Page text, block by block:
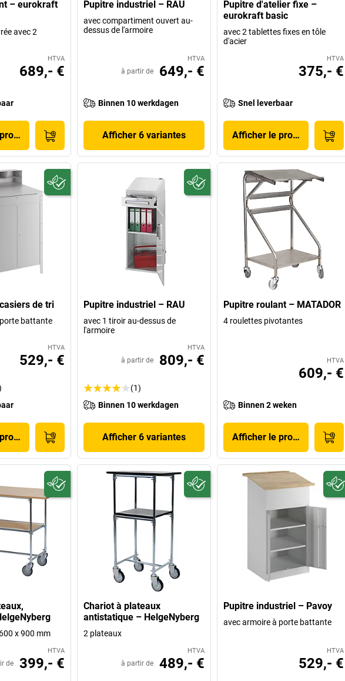
– eurokraft
avec 2
HTVA
689,- €
Pupitre industriel – RAU
avec compartiment ouvert au-
dessus de l'armoire
HTVA
à partir de 649,- €
Binnen 10 werkdagen
Afficher 6 variantes
Pupitre d'atelier fixe –
eurokraft basic
avec 2 tablettes fixes en tôle
d'acier
HTVA
375,- €
Snel leverbaar
Afficher le produit
de tri
battante
HTVA
529,- €
Pupitre industriel – RAU
avec 1 tiroir au-dessus de
l'armoire
HTVA
à partir de 809,- €
(1)
Binnen 10 werkdagen
Afficher 6 variantes
Pupitre roulant – MATADOR
4 roulettes pivotantes
HTVA
609,- €
Binnen 2 weken
Afficher le produit
x 900 mm
HTVA
de 399,- €
Chariot à plateaux
antistatique – HelgeNyberg
2 plateaux
HTVA
à partir de 489,- €
Pupitre industriel – Pavoy
avec armoire à porte battante
HTVA
529,- €